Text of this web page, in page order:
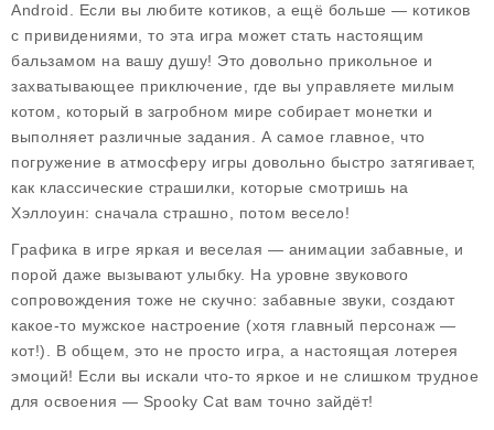
Android. Если вы любите котиков, а ещё больше — котиков
с привидениями, то эта игра может стать настоящим
бальзамом на вашу душу! Это довольно прикольное и
захватывающее приключение, где вы управляете милым
котом, который в загробном мире собирает монетки и
выполняет различные задания. А самое главное, что
погружение в атмосферу игры довольно быстро затягивает,
как классические страшилки, которые смотришь на
Хэллоуин: сначала страшно, потом весело!
Графика в игре яркая и веселая — анимации забавные, и
порой даже вызывают улыбку. На уровне звукового
сопровождения тоже не скучно: забавные звуки, создают
какое-то мужское настроение (хотя главный персонаж —
кот!). В общем, это не просто игра, а настоящая лотерея
эмоций! Если вы искали что-то яркое и не слишком трудное
для освоения — Spooky Cat вам точно зайдёт!